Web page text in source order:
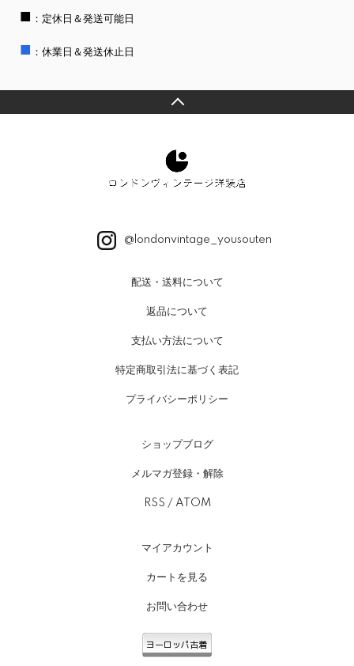
■ ：定休日＆発送可能日
■ ：休業日＆発送休止日
@londonvintage_yousouten
配送・送料について
返品について
支払い方法について
特定商取引法に基づく表記
プライバシーポリシー
ショップブログ
メルマガ登録・解除
RSS / ATOM
マイアカウント
カートを見る
お問い合わせ